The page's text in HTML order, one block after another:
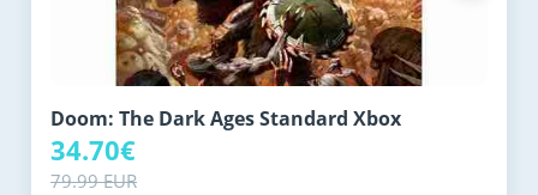
Doom: The Dark Ages Standard Xbox
34.70€
79.99 EUR